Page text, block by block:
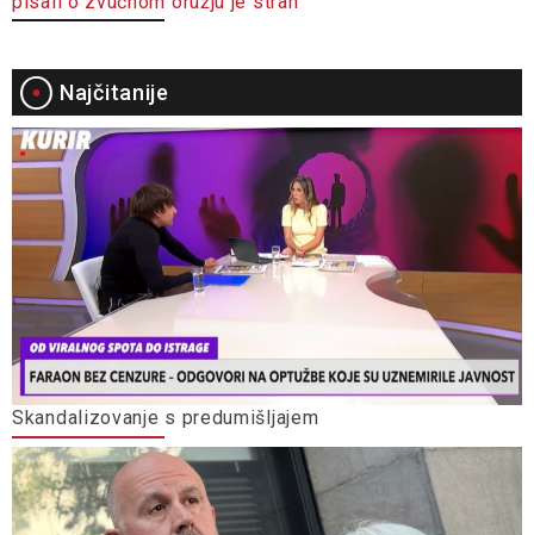
Najčitanije
Skandalizovanje s predumišljajem